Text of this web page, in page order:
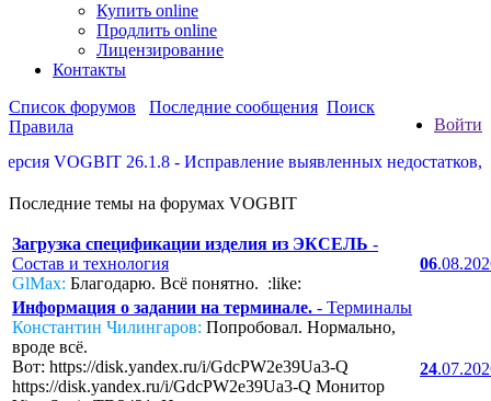
Купить online
Продлить online
Лицензирование
Контакты
Войти
Список форумов Последние сообщения Поиск
Правила
VOGBIT 26.1.8 - Исправление выявленных недостатков,
Последние темы на форумах VOGBIT
Загрузка спецификации изделия из ЭКСЕЛЬ -
Состав и технология
GlMax: Благодарю. Всё понятно. :like:
06
Информация о задании на терминале. - Терминалы
Константин Чилингаров: Попробовал. Нормально,
вроде всё.
Вот: https://disk.yandex.ru/i/GdcPW2e39Ua3-Q
https://disk.yandex.ru/i/GdcPW2e39Ua3-Q Монитор
24